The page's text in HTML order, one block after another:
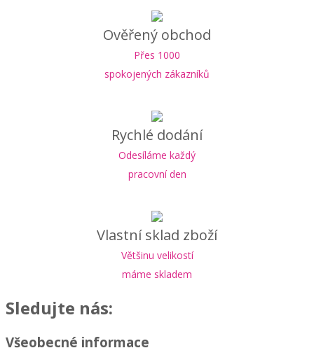
Ověřený obchod
Přes 1000
spokojených zákazníků
Rychlé dodání
Odesíláme každý
pracovní den
Vlastní sklad zboží
Většinu velikostí
máme skladem
Sledujte nás:
Všeobecné informace